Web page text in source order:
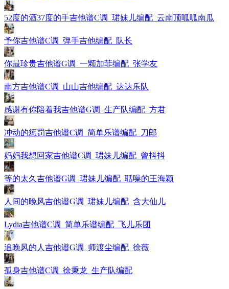
52度的酒37度的手吉他谱C调_珺妹儿编配_云南顶呱呱南瓜
予你吉他谱C调_弹手吉他编配_队长
你最珍贵吉他谱G调_一颗加菲编配_张学友
南方吉他谱C调_山山吉他编配_达达乐队
感谢有你陪着我吉他谱G调_生产队编配_方君
冲动的惩罚吉他谱C调_简单乐谱编配_刀郎
妈妈我想回家吉他谱C调_珺妹儿编配_曾抖抖
等的太久吉他谱G调_珺妹儿编配_聒噪的王海颖
人间的晚风吉他谱G调_珺妹儿编配_含大仙儿
Lydia吉他谱C调_简单乐谱编配_飞儿乐团
追晚风的人吉他谱G调_师渡尘编配_徐薇
孤身吉他谱C调_徐秉龙_生产队编配